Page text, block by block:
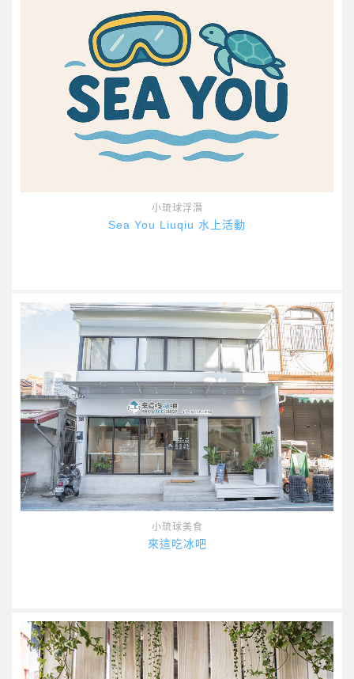
小琉球浮潛
Sea You Liuqiu 水上活動
小琉球美食
來這吃冰吧